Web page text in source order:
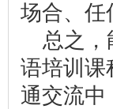
场合、任
总之，
语培训课
通交流中